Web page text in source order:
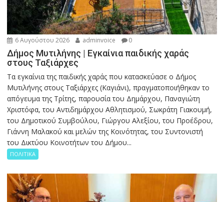
6 Αυγούστου 2026 adminvoice 0
Δήμος Μυτιλήνης | Εγκαίνια παιδικής χαράς
στους Ταξιάρχες
Tα εγκαίνια της παιδικής χαράς που κατασκεύασε ο Δήμος
Μυτιλήνης στους Ταξιάρχες (Καγιάνι), πραγματοποιήθηκαν το
απόγευμα της Τρίτης, παρουσία του Δημάρχου, Παναγιώτη
Χριστόφα, του Αντιδημάρχου Αθλητισμού, Σωκράτη Γιακουμή,
του Δημοτικού Συμβούλου, Γιώργου Αλεξίου, του Προέδρου,
Γιάννη Μαλακού και μελών της Κοινότητας, του Συντονιστή
του Δικτύου Κοινοτήτων του Δήμου...
ΠΟΛΙΤΙΚΑ